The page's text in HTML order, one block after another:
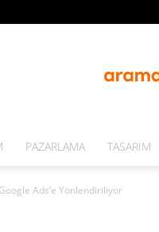
PAZARLAMA TASARIM
Ads’e Yönlendiriliyor